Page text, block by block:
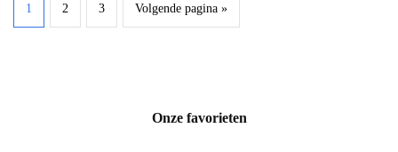
1 2 3 Volgende pagina »
Onze favorieten